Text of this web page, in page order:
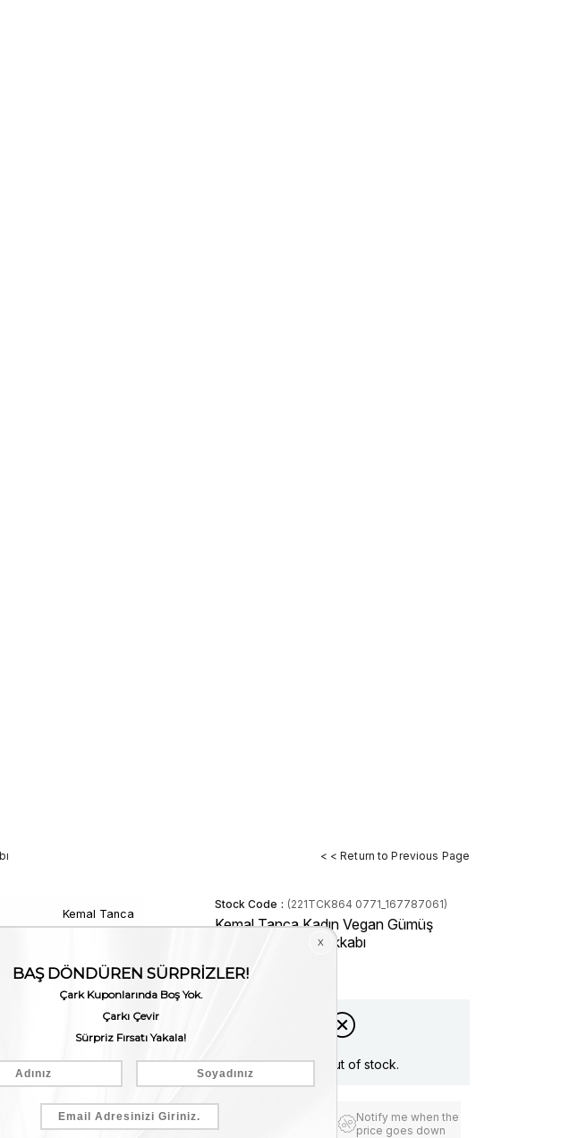
< < Return to Previous Page
Kemal Tanca
Stock Code (221TCK864 0771_167787061)
Kemal Tanca Kadın Vegan Gümüş
Gece & Abiye Ayakkabı
Stock Amount
Item is out of stock.
Notify me when the
price goes down